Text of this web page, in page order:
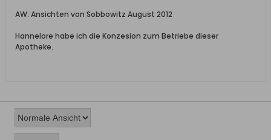
AW: Ansichten von Sobbowitz August 2012
Hannelore habe ich die Konzesion zum Betriebe dieser
Apotheke.